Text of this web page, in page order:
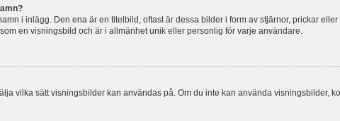
i inlägg. Den ena är en titelbild, oftast är dessa bilder i form av stjärnor, prickar
en visningsbild och är i allmänhet unik eller personlig för varje användare.
vilka sätt visningsbilder kan användas på. Om du inte kan använda visningsbilder,